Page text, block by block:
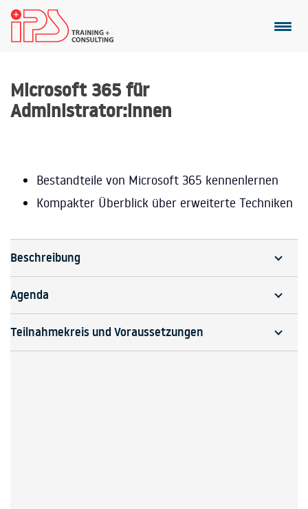
Microsoft 365 für
Administrator:innen
Bestandteile von Microsoft 365 kennenlernen
Kompakter Überblick über erweiterte Techniken
Beschreibung
Agenda
Teilnahmekreis und Voraussetzungen